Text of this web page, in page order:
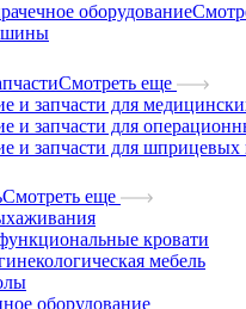
оборудование
Смотреть еще
и запчасти для
и запчасти для
и запчасти для шприцевых
Смотреть еще
кровати
мебель
оборудование